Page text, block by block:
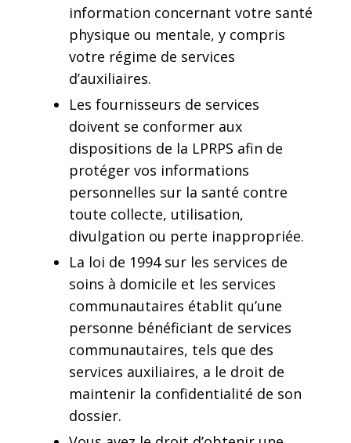
information concernant votre santé
physique ou mentale, y compris
votre régime de services
d’auxiliaires.
Les fournisseurs de services
doivent se conformer aux
dispositions de la LPRPS afin de
protéger vos informations
personnelles sur la santé contre
toute collecte, utilisation,
divulgation ou perte inappropriée.
La loi de 1994 sur les services de
soins à domicile et les services
communautaires établit qu’une
personne bénéficiant de services
communautaires, tels que des
services auxiliaires, a le droit de
maintenir la confidentialité de son
dossier.